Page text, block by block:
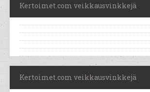
Kertoimet.com veikkausvinkkejä
Kertoimet.com veikkausvinkkejä